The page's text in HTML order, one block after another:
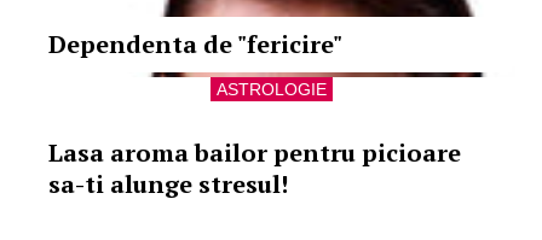
Dependenta de "fericire"
ASTROLOGIE
Lasa aroma bailor pentru picioare
sa-ti alunge stresul!